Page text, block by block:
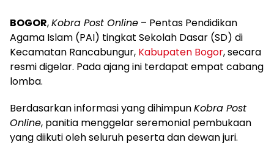
BOGOR,Kobra Post Online – Pentas Pendidikan
Agama Islam (PAI) tingkat Sekolah Dasar (SD) di
Kecamatan Rancabungur, Kabupaten Bogor, secara
resmi digelar. Pada ajang ini terdapat empat cabang
lomba.
Berdasarkan informasi yang dihimpunKobra Post
Online, panitia menggelar seremonial pembukaan
yang diikuti oleh seluruh peserta dan dewan juri.